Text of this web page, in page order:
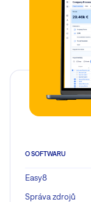
O SOFTWARU
Easy8
Správa zdrojů